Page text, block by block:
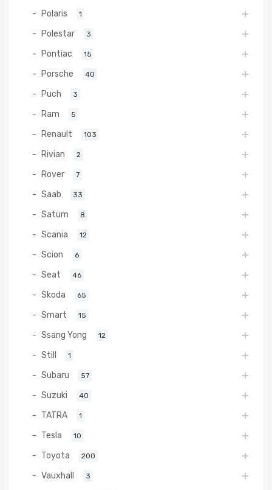
Polaris 1
Polestar 3
Pontiac 15
Porsche 40
Puch 3
Ram 5
Renault 103
Rivian 2
Rover 7
Saab 33
Saturn 8
Scania 12
Scion 6
Seat 46
Skoda 65
Smart 15
Ssang Yong 12
Still 1
Subaru 57
Suzuki 40
TATRA 1
Tesla 10
Toyota 200
Vauxhall 3